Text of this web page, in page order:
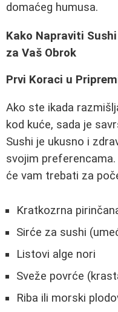
domaćeg humusa.
Kako Napraviti
za Vaš Obrok
Prvi Koraci u
Ako ste ikada
kod kuće, sada je
Sushi je ukusno i
svojim
će vam trebati za
Kratkozrna
Sirće za sushi
Listovi alge nori
Sveže povrće
Riba ili morski